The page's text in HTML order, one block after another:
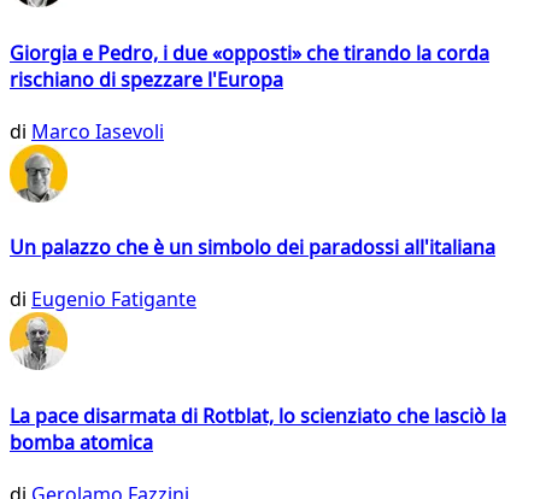
Giorgia e Pedro, i due «opposti» che tirando la corda
rischiano di spezzare l'Europa
di Marco Iasevoli
Un palazzo che è un simbolo dei paradossi all'italiana
di Eugenio Fatigante
La pace disarmata di Rotblat, lo scienziato che lasciò la
bomba atomica